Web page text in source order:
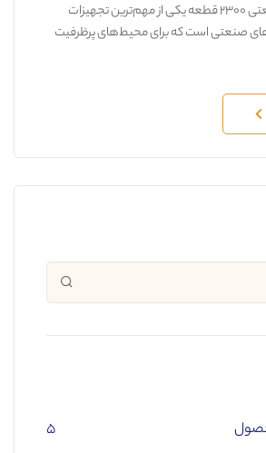
ماشین ظرفشویی صنعتی ۲۳۰۰ قطعه یکی از مهم‌ترین تجهیزات
صنعتی است که برای محیط‌های پرظرفیت
۵